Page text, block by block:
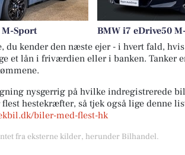
Sport
BMW i7 eDrive50
du kender den næste ejer - i hvert fald,
et lån i friværdien eller i banken. Tanker
nysgerrig på hvilke indregistrerede
hestekræfter, så tjek også lige denne
biler-med-flest-hk
fra eksterne kilder, herunder Bilhandel.